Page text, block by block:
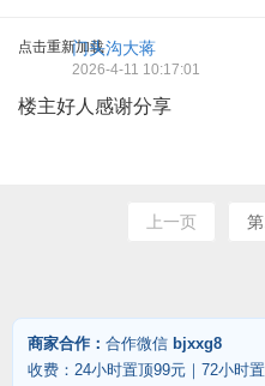
点击重新加载门头沟大蒋
2026-4-11 10:17:01
楼主好人感谢分享
上一页
商家合作： 合作微信 bjxxg8
收费：24小时置顶99元｜72小时